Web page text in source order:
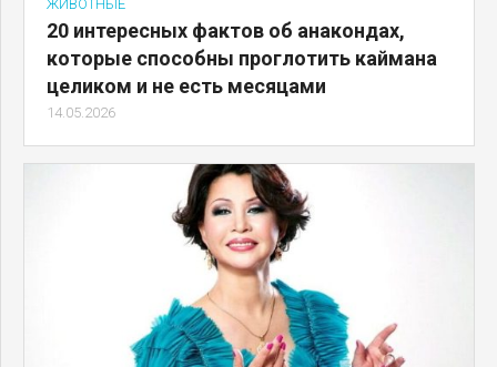
ЖИВОТНЫЕ
20 интересных фактов об анакондах,
которые способны проглотить каймана
целиком и не есть месяцами
14.05.2026